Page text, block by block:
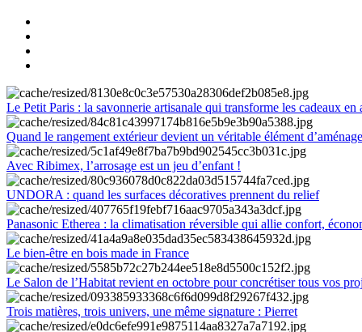
Le Petit Paris : la savonnerie artisanale qui transforme les cadeaux en
Quand le rangement extérieur devient un véritable élément
Avec Ribimex, l’arrosage est un jeu d’enfant !
UNDORA : quand les surfaces décoratives prennent du relief
Panasonic Etherea : la climatisation réversible qui allie confort,
Le bien-être en bois made in France
Le Salon de l’Habitat revient en octobre pour concrétiser tous vos
Trois matières, trois univers, une même signature : Pierret